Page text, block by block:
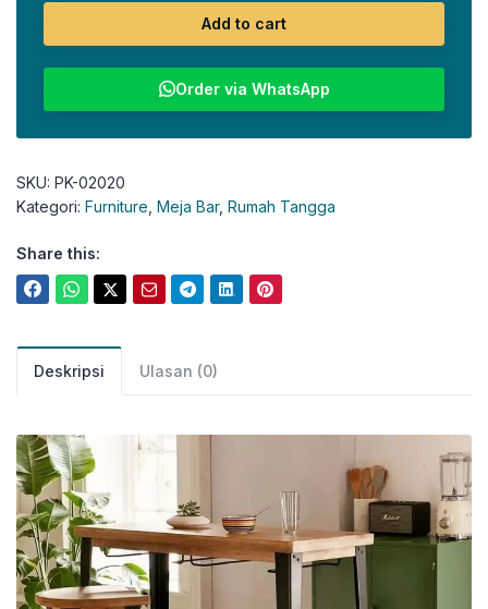
Add to cart
Order via WhatsApp
SKU: PK-02020
Kategori: Furniture Meja Bar, Rumah Tangga
Share this:
Deskripsi Ulasan (0)